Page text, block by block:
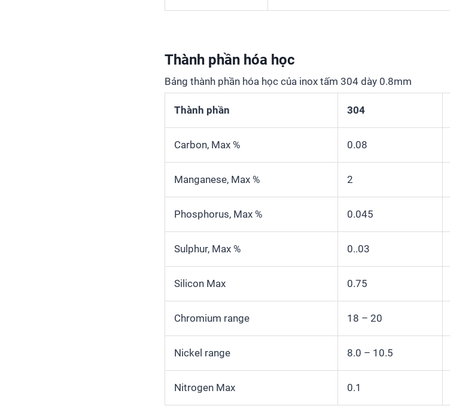
Thành phần hóa học
Bảng thành phần hóa học của inox tấm 304 dày 0.8mm
Thành phần 304
Carbon, Max % 0.08
Manganese, Max % 2
Phosphorus, Max % 0.045
Sulphur, Max % 0..03
Silicon Max 0.75
Chromium range 18 – 20
Nickel range 8.0 – 10.5
Nitrogen Max 0.1